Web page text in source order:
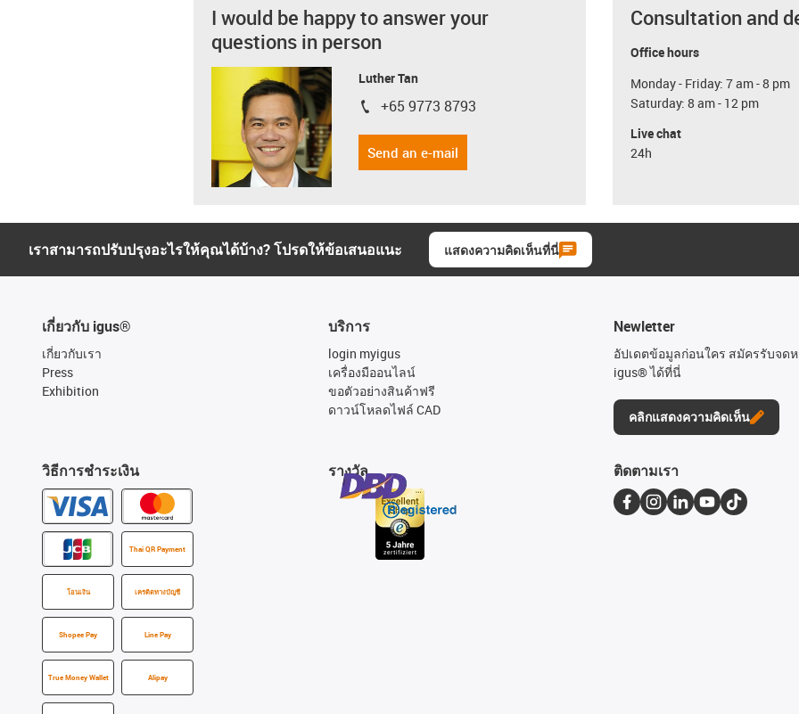
I would be happy to answer your
questions in person
Luther Tan
igus-icon-phone
+65 9773 8793
Send an e-mail
Consultation and
Office hours
Monday - Friday: 7 am - 8 pm
Saturday: 8 am - 12 pm
Live chat
24h
เราสามารถปรับปรุงอะไรให้คุณได้บ้าง? โปรดให้ข้อเสนอแนะ แสดงความคิดเห็นที่นี่
เกี่ยวกับ igus®
เกี่ยวกับเรา
Press
Exhibition
วิธีการชำระเงิน
Thai QR Payment
โอนเงิน เครดิตทางบัญชี
Shopee Pay Line Pay
True Money Wallet Alipay
บริการ
login myigus
เครื่องมืออนไลน์
ขอตัวอย่างสินค้าฟรี
ดาวน์โหลดไฟล์ CAD
รางวัล
Newletter
อัปเดตข้อมูลก่อนใคร สมัครรับจด
igus® ได้ที่นี่
คลิกแสดงความคิดเห็น
ติดตามเรา